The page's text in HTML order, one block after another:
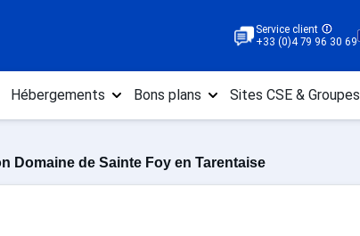
Service client
+33 (0)4 79 96 30 69
Hébergements Bons plans Sites CSE & Groupes
Domaine de Sainte Foy en Tarentaise